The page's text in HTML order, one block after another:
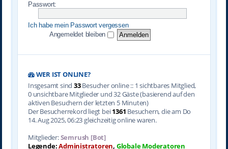
Passwort:
Ich habe mein Passwort vergessen
Angemeldet bleiben
WER IST ONLINE?
Insgesamt sind 33Besucher online :: 1 sichtbares Mitglied,
0 unsichtbare Mitglieder und 32 Gäste (basierend auf den
aktiven Besuchern der letzten 5 Minuten)
Der Besucherrekord liegt bei1361 Besuchern, die am Do
14. Aug 2025, 06:23 gleichzeitig online waren.
Mitglieder:Semrush [Bot]
Legende:Administratoren, Globale Moderatoren